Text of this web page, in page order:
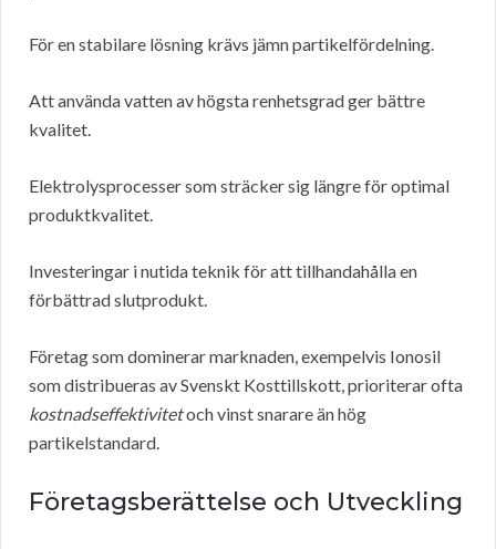
För en stabilare lösning krävs jämn partikelfördelning.
Att använda vatten av högsta renhetsgrad ger bättre
kvalitet.
Elektrolysprocesser som sträcker sig längre för optimal
produktkvalitet.
Investeringar i nutida teknik för att tillhandahålla en
förbättrad slutprodukt.
Företag som dominerar marknaden, exempelvis Ionosil
som distribueras av Svenskt Kosttillskott, prioriterar ofta
kostnadseffektivitetoch vinst snarare än hög
partikelstandard.
Företagsberättelse och Utveckling